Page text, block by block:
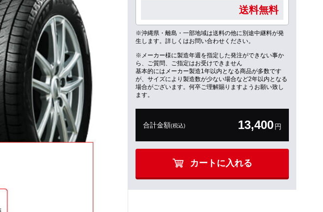
送料無料
※沖縄県・離島・一部地域は送料の他に別途中継料が発
生します。詳しくはお問い合わせください。
※メーカー様に製造年週を指定した発注ができない事か
ら、ご質問、ご指定はお受けできません
基本的にはメーカー製造1年以内となる商品が多数です
が、サイズにより製造数が少ない場合など2年以内となる
場合がございます。何卒ご理解賜りますようお願い致し
ます。
合計金額(税込) 13,400円
カートに入れる